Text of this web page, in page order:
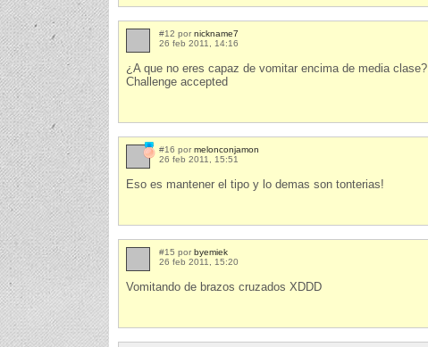
#12 por nickname7
26 feb 2011, 14:16
¿A que no eres capaz de vomitar encima de media clase?
Challenge accepted
#16 por melonconjamon
26 feb 2011, 15:51
Eso es mantener el tipo y lo demas son tonterias!
#15 por byemiek
26 feb 2011, 15:20
Vomitando de brazos cruzados XDDD